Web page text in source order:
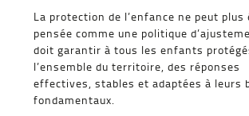
La protection de l’enfance ne peut plus
pensée comme une politique
doit garantir à tous les enfants
l’ensemble du territoire, des réponses
effectives, stables et adaptées à leurs
fondamentaux.